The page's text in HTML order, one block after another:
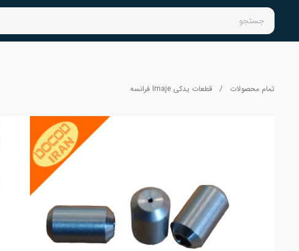
جستجو
تمام محصولات / قطعات یدکی Imaje فرانسه